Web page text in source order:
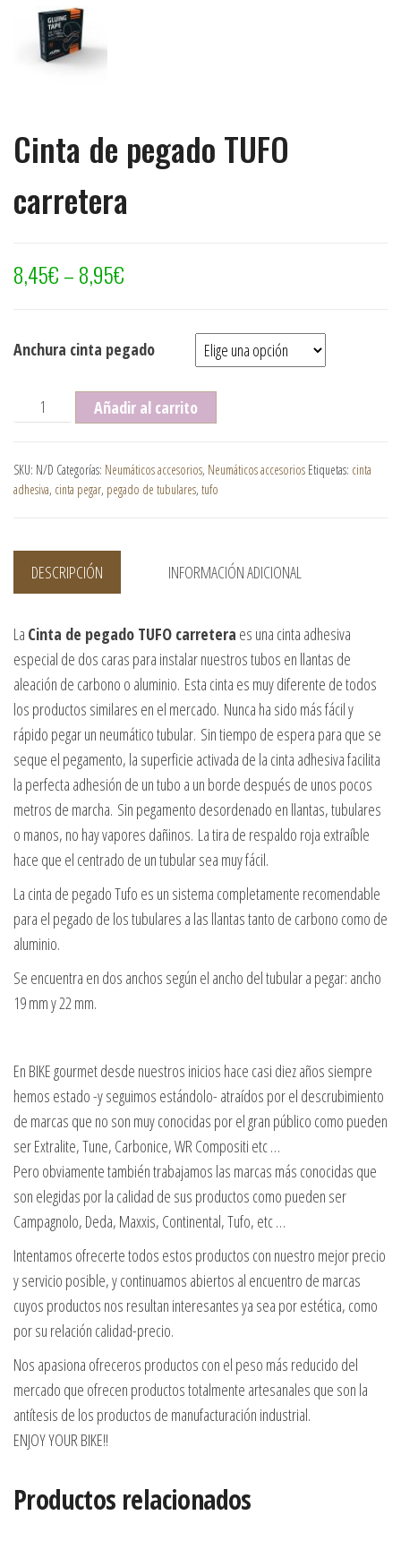
Cinta de pegado TUFO
carretera
8,45€–8,95€
Anchura cinta pegado
Cinta de pegado TUFO carretera cantidad
Añadir al carrito
SKU: N/D Categorías: Neumáticos accesorios, Neumáticos accesorios Etiquetas: cinta
adhesiva, cinta pegar, pegado de tubulares, tufo
DESCRIPCIÓN INFORMACIÓN ADICIONAL
La Cinta de pegado TUFO carretera es una cinta adhesiva
especial de dos caras para instalar nuestros tubos en llantas de
aleación de carbono o aluminio. Esta cinta es muy diferente de todos
los productos similares en el mercado. Nunca ha sido más fácil y
rápido pegar un neumático tubular. Sin tiempo de espera para que se
seque el pegamento, la superficie activada de la cinta adhesiva facilita
la perfecta adhesión de un tubo a un borde después de unos pocos
metros de marcha. Sin pegamento desordenado en llantas, tubulares
o manos, no hay vapores dañinos. La tira de respaldo roja extraíble
hace que el centrado de un tubular sea muy fácil.
La cinta de pegado Tufo es un sistema completamente recomendable
para el pegado de los tubulares a las llantas tanto de carbono como de
aluminio.
Se encuentra en dos anchos según el ancho del tubular a pegar: ancho
19 mm y 22 mm.
En BIKE gourmet desde nuestros inicios hace casi diez años siempre
hemos estado -y seguimos estándolo- atraídos por el descrubimiento
de marcas que no son muy conocidas por el gran público como pueden
ser Extralite, Tune, Carbonice, WR Compositi etc …
Pero obviamente también trabajamos las marcas más conocidas que
son elegidas por la calidad de sus productos como pueden ser
Campagnolo, Deda, Maxxis, Continental, Tufo, etc …
Intentamos ofrecerte todos estos productos con nuestro mejor precio
y servicio posible, y continuamos abiertos al encuentro de marcas
cuyos productos nos resultan interesantes ya sea por estética, como
por su relación calidad-precio.
Nos apasiona ofreceros productos con el peso más reducido del
mercado que ofrecen productos totalmente artesanales que son la
antítesis de los productos de manufacturación industrial.
ENJOY YOUR BIKE!!
Productos relacionados